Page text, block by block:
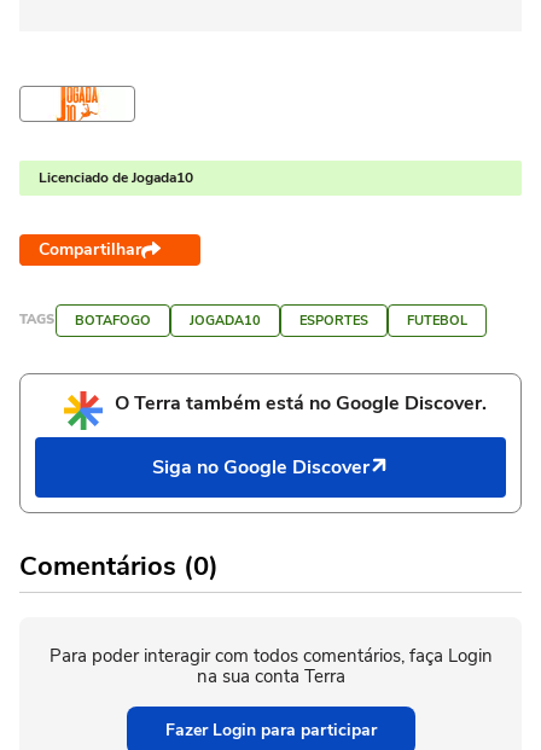
Licenciado de Jogada10
Compartilhar
TAGS BOTAFOGO JOGADA10 ESPORTES FUTEBOL
O Terra também está no Google Discover.
Siga no Google Discover
Comentários (0)
Para poder interagir com todos comentários, faça Login
na sua conta Terra
Fazer Login para participar